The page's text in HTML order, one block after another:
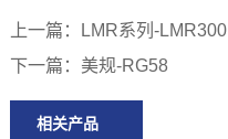
上一篇：LMR系列-LMR300
下一篇：美规-RG58
相关产品